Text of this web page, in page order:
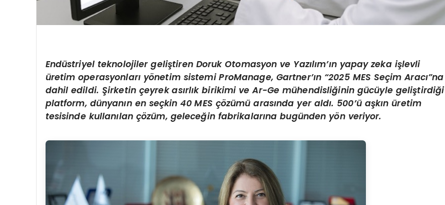
Endüstriyel teknolojiler geliştiren Doruk Otomasyon ve Yazılım’ın yapay zeka işlevli
üretim operasyonları yönetim sistemi ProManage, Gartner’ın “2025 MES Seçim Aracı”na
dahil edildi. Şirketin çeyrek asırlık birikimi ve Ar-Ge mühendisliğinin gücüyle geliştirdiği
platform, dünyanın en seçkin 40 MES çözümü arasında yer aldı. 500’ü aşkın üretim
tesisinde kullanılan çözüm, geleceğin fabrikalarına bugünden yön veriyor.